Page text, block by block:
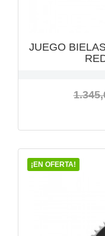
JUEGO
Precio
¡EN OFERTA!